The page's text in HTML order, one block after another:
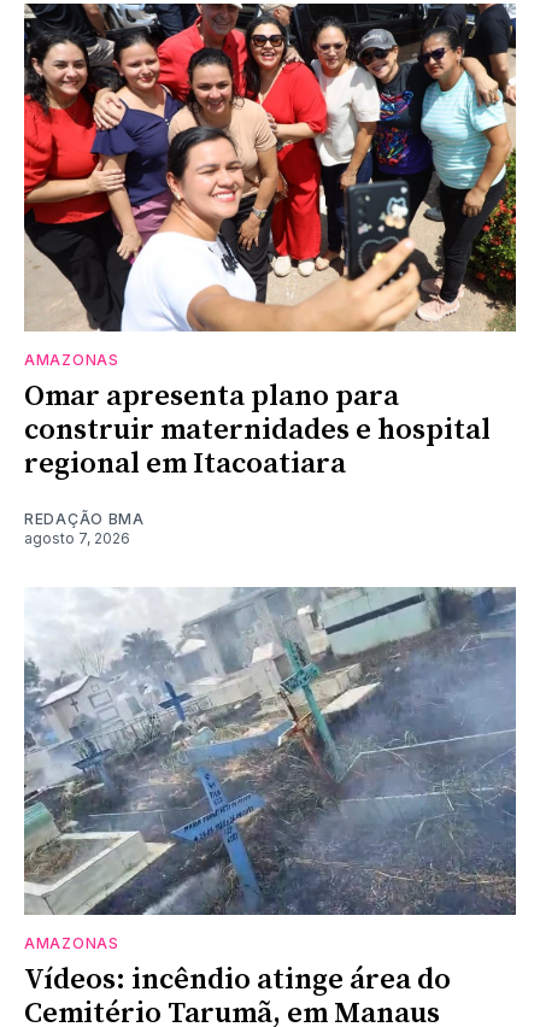
AMAZONAS
Omar apresenta plano para
construir maternidades e hospital
regional em Itacoatiara
REDAÇÃO BMA
agosto 7, 2026
AMAZONAS
Vídeos: incêndio atinge área do
Cemitério Tarumã, em Manaus